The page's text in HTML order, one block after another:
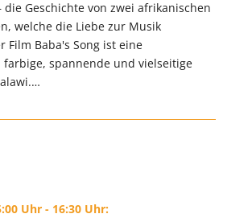
die Geschichte von zwei afrikanischen
welche die Liebe zur Musik
Film Baba's Song ist eine
farbige, spannende und vielseitige
Uhr - 16:30 Uhr: